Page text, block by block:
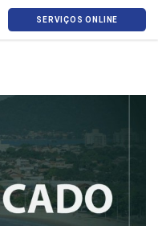
SERVIÇOS ONLINE